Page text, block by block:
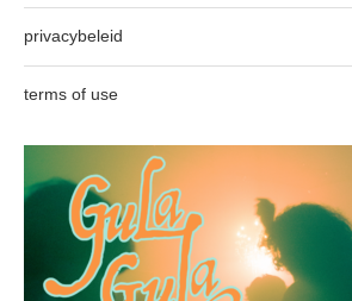
privacybeleid
terms of use